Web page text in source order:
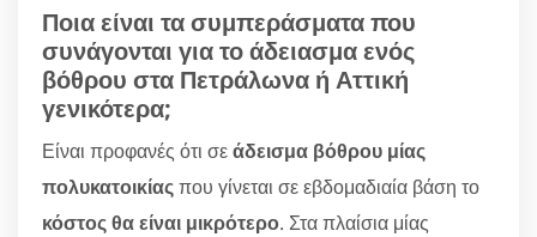
Ποια είναι τα συμπεράσματα που
συνάγονται για το άδειασμα ενός
βόθρου στα Πετράλωνα ή Αττική
γενικότερα;
Είναι προφανές ότι σεάδεισμα βόθρου μίας
πολυκατοικίαςπου γίνεται σε εβδομαδιαία βάση το
κόστος θα είναι μικρότερο. Στα πλαίσια μίας